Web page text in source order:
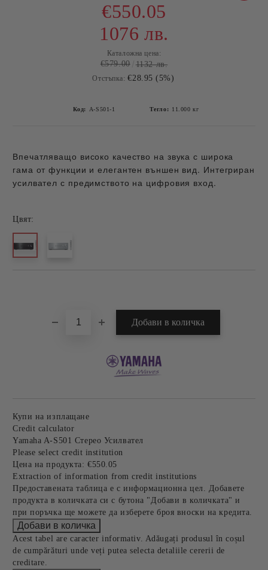
€550.05
1076 лв.
Каталожна цена:
€579.00 1132 лв.
Отстъпка: €28.95 (5%)
Код: A-S501-1 Тегло: 11.000 кг
Впечатляващо високо качество на звука с широка
гама от функции и елегантен външен вид. Интегриран
усилвател с предимството на цифровия вход.
Цвят:
Купи на изплащане
Credit calculator
Yamaha A-S501 Стерео Усилвател
Please select credit institution
Цена на продукта: €550.05
Extraction of information from credit institutions
Предоставената таблица е с информационна цел. Добавете
продукта в количката си с бутона "Добави в количката" и
при поръчка ще можете да изберете броя вноски на кредита.
Acest tabel are caracter informativ. Adăugați produsul în coșul
de cumpărături unde veți putea selecta detaliile cererii de
creditare.